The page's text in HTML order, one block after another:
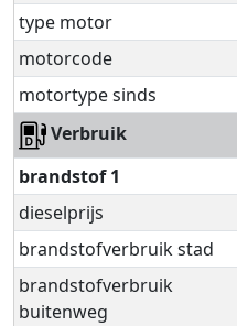
type motor
motorcode
motortype sinds
Verbruik
brandstof 1
dieselprijs
brandstofverbruik stad
brandstofverbruik
buitenweg